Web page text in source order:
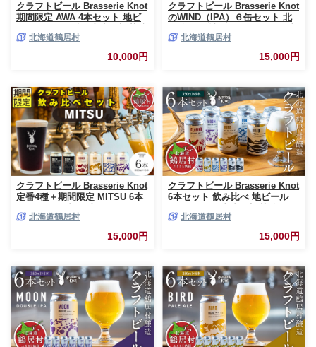
クラフトビール Brasserie Knot
期間限定 AWA 4本セット 地ビ
ギフト 家飲み 宅飲み IPA ペー
ルエール ベルジャン お中元 お
歳暮 缶 缶ビール フルーティー
ー ブラッスリー・ノット 詰め
合わせ 晩酌 Beer 醸造所 プレゼ
ント 360ml ふるさと納税 限定
北海道
北海道鶴居村
10,000円
クラフトビール Brasserie Knot
のWIND（IPA）６缶セット 北
ビール ビール お酒 芳醇 ギフト
家飲み 宅飲みお中元 お歳暮 缶
缶ビール IPA フルーティー ブ
Beer 醸造所 プレゼント 360ml
ご当地 贈答 ふるさと納税
北海道鶴居村
15,000円
クラフトビール Brasserie Knot
定番4種＋期間限定 MITSU 6本
ル お酒 地域限定 芳醇 ギフト
家飲み 宅飲み IPA ペールエー
ル ベルジャン お歳暮 缶ビール
やか ブルワリー ブラッスリ
ー・ノット 詰め合わせ 晩酌 5
種 醸造所 プレゼント 360ml ふ
るさと納税 北海道 鶴居村
北海道鶴居村
15,000円
クラフトビール Brasserie Knot
6本セット 飲み比べ 地ビール
ト 家飲み 宅飲み IPA ペールエ
ール ベルジャンビール お中元
お歳暮 缶ビール フルーティー
ー ブラッスリー・ノット ビー
ル 詰め合わせ 晩酌 5種 Beer 醸
造所 ご当地ビール 贈答 ふるさ
と納税 限定 北海道 鶴居村 ビー
ル
北海道鶴居村
15,000円